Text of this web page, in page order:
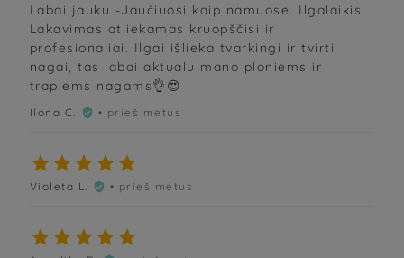
Labai jauku -Jaučiuosi kaip namuose. Ilgalaikis
Lakavimas atliekamas kruopščisi ir
profesionaliai. Ilgai išlieka tvarkingi ir tvirti
nagai, tas labai aktualu mano ploniems ir
trapiems nagams👌😍
Ilona C.  • prieš metus

Violeta L.  • prieš metus
